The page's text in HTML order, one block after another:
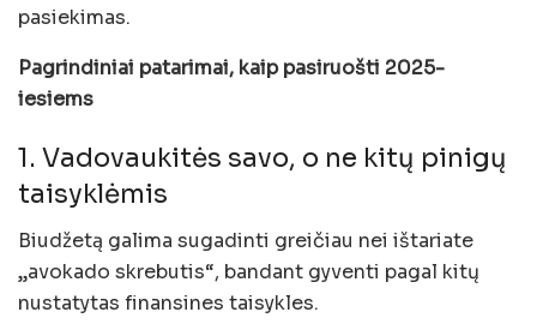
pasiekimas.
Pagrindiniai patarimai, kaip pasiruošti 2025-
iesiems
1. Vadovaukitės savo, o ne kitų pinigų
taisyklėmis
Biudžetą galima sugadinti greičiau nei ištariate
„avokado skrebutis“, bandant gyventi pagal kitų
nustatytas finansines taisykles.